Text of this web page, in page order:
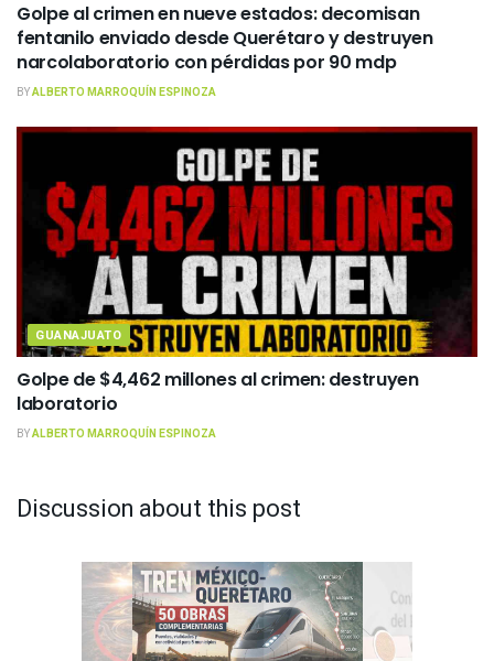
Golpe al crimen en nueve estados: decomisan
fentanilo enviado desde Querétaro y destruyen
narcolaboratorio con pérdidas por 90 mdp
BYALBERTO MARROQUÍN ESPINOZA
GUANAJUATO
Golpe de $4,462 millones al crimen: destruyen
laboratorio
BYALBERTO MARROQUÍN ESPINOZA
Discussion about this post